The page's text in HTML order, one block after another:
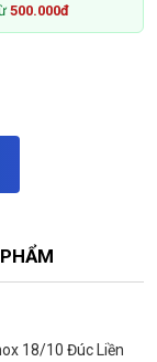
500.000đ
18/10 Đúc Liền